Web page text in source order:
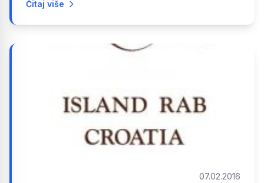
Čitaj više
07.02.2016